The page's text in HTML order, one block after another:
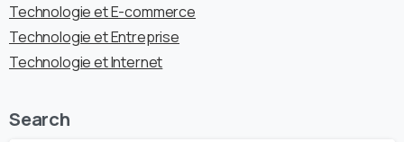
Technologie et E-commerce
Technologie et Entreprise
Technologie et Internet
Search